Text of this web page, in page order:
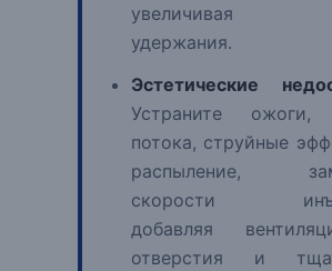
увеличивая
удержания.
Эстетические
Устраните ожоги,
потока, струйные
распыление,
скорости
добавляя
отверстия и